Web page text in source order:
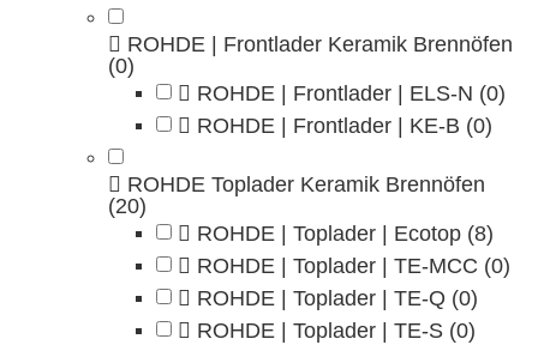
ROHDE | Frontlader Keramik Brennöfen
(0)
ROHDE | Frontlader | ELS-N (0)
ROHDE | Frontlader | KE-B (0)
ROHDE Toplader Keramik Brennöfen
(20)
ROHDE | Toplader | Ecotop (8)
ROHDE | Toplader | TE-MCC (0)
ROHDE | Toplader | TE-Q (0)
ROHDE | Toplader | TE-S (0)